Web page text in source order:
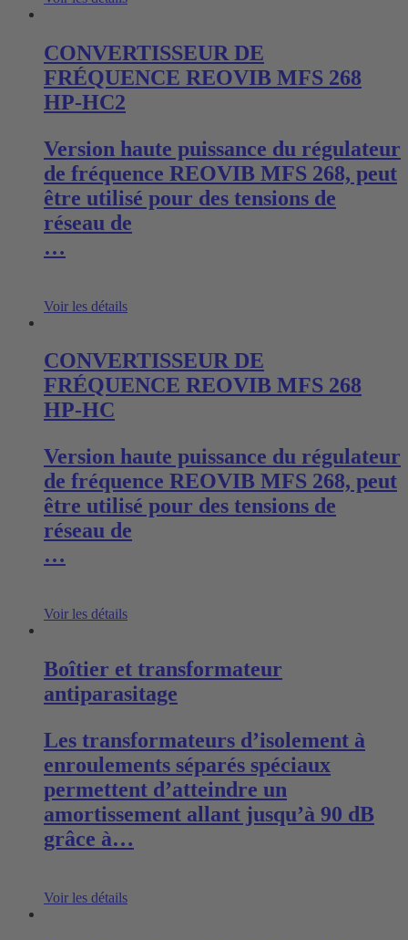
CONVERTISSEUR DE
FRÉQUENCE REOVIB MFS 268
HP-HC2
Version haute puissance du régulateur
de fréquence REOVIB MFS 268, peut
être utilisé pour des tensions de
réseau de
…
Voir les détails
CONVERTISSEUR DE
FRÉQUENCE REOVIB MFS 268
HP-HC
Version haute puissance du régulateur
de fréquence REOVIB MFS 268, peut
être utilisé pour des tensions de
réseau de
…
Voir les détails
Boîtier et transformateur
antiparasitage
Les transformateurs d’isolement à
enroulements séparés spéciaux
permettent d’atteindre un
amortissement allant jusqu’à 90 dB
grâce à…
Voir les détails